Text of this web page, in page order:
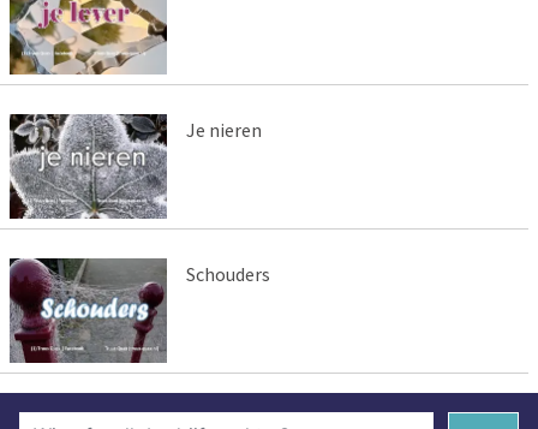
Je nieren
Schouders